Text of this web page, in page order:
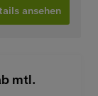
ansehen
mtl.